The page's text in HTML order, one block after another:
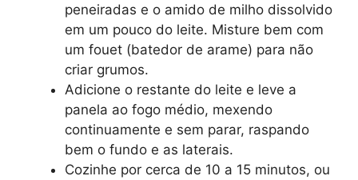
peneiradas e o amido de milho dissolvido
em um pouco do leite. Misture bem com
um fouet (batedor de arame) para não
criar grumos.
Adicione o restante do leite e leve a
panela ao fogo médio, mexendo
continuamente e sem parar, raspando
bem o fundo e as laterais.
Cozinhe por cerca de 10 a 15 minutos, ou